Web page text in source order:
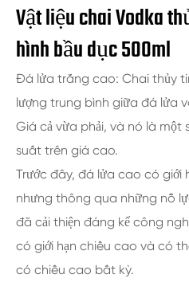
Vật liệu chai Vodka
hình bầu dục 500ml
Đá lửa trắng cao: Chai thủy
lượng trung bình giữa đá lửa
Giá cả vừa phải, và nó là một
suất trên giá cao.
Trước đây, đá lửa cao có giới
nhưng thông qua những nỗ
đã cải thiện đáng kể công
có giới hạn chiều cao và có
có chiều cao bất kỳ.